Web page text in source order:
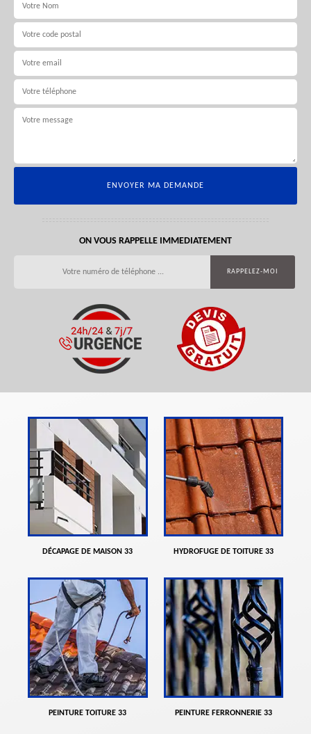
ON VOUS RAPPELLE IMMEDIATEMENT
DÉCAPAGE DE MAISON 33 HYDROFUGE DE TOITURE 33
PEINTURE TOITURE 33 PEINTURE FERRONNERIE 33